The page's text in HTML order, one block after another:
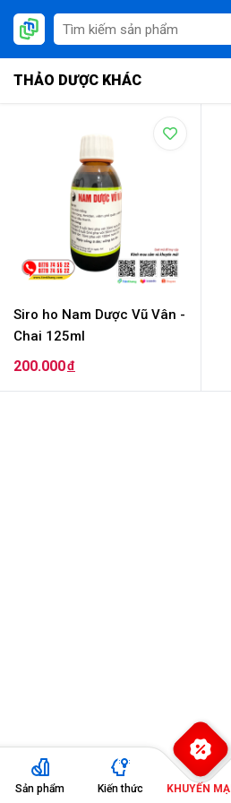
THẢO DƯỢC KHÁC
Siro ho Nam Dược Vũ Vân -
Chai 125ml
200.000đ
Sản phẩm Kiến thức KHUYẾN MẠI